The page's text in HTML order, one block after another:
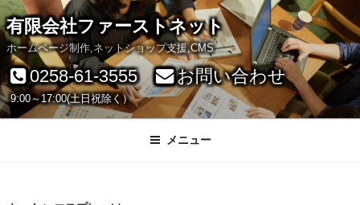
コ
ン
テ
ン
ツ
有限会社ファーストネット
ホームページ制作,ネットショップ支援,CMS
0258-61-3555
9:00～17:00(土日祝除く）
お問い合わせ
メニュー